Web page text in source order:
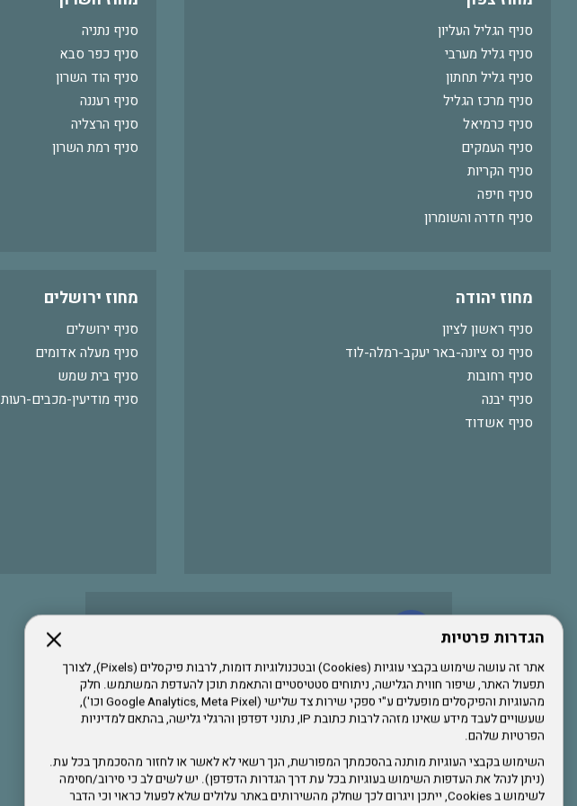
הגדרות פרטיות
אתר זה עושה שימוש בקבצי עוגיות (Cookies) ובטכנולוגיות דומות, לרבות פיקסלים (Pixels), לצורך
תפעול האתר, שיפור חווית הגלישה, ניתוחים סטטיסטיים והתאמת תוכן להעדפת המשתמש. חלק
מהעוגיות והפיקסלים מופעלים ע"י ספקי שירות צד שלישי (Google Analytics, Meta Pixel וכו'),
שעשויים לעבד מידע שאינו מזהה לרבות כתובת IP, נתוני דפדפן והרגלי גלישה, בהתאם למדיניות
הפרטיות שלהם.
השימוש בקבצי העוגיות מותנה בהסכמתך המפורשת, הנך רשאי לא לאשר או לחזור מהסכמתך בכל עת.
(ניתן לנהל את העדפות השימוש בעוגיות בכל עת דרך הגדרות הדפדפן). יש לשים לב כי סירוב/חסימה
לשימוש ב Cookies, ייתכן ויגרום לכך שחלק מהשירותים באתר עלולים שלא לפעול כראוי וכי הדבר
סניף הגליל העליון
סניף גליל מערבי
סניף גליל תחתון
סניף מרכז הגליל
סניף כרמיאל
סניף העמקים
סניף הקריות
סניף חיפה
סניף חדרה והשומרון
סניף נתניה
סניף כפר סבא
סניף הוד השרון
סניף רעננה
סניף הרצליה
סניף רמת השרון
מחוז יהודה
סניף ראשון לציון
סניף נס ציונה-באר יעקב-רמלה-לוד
סניף רחובות
סניף יבנה
סניף אשדוד
מחוז ירושלים
סניף ירושלים
סניף מעלה אדומים
סניף בית שמש
סניף מודיעין-מכבים-רעות
הרשמו לערוץ היוטיוב שלנו
אתר צה"ל